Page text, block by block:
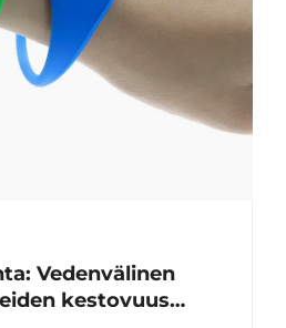
Vedenvälinen
kestovuus